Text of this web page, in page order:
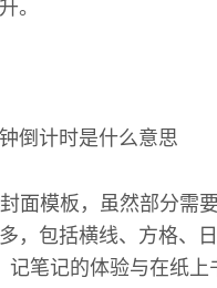
。
面模板，虽然部分需
，包括横线、方格、
笔记的体验与在纸上